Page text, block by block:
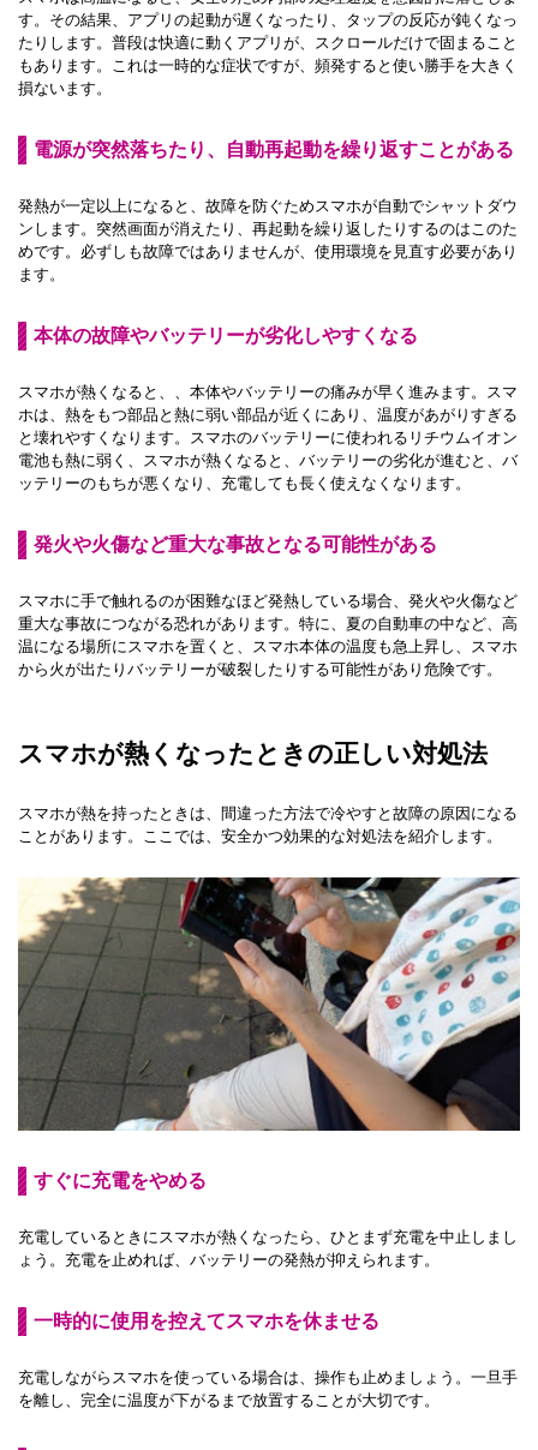
す。その結果、アプリの起動が遅くなったり、タップの反応が鈍くなっ
たりします。普段は快適に動くアプリが、スクロールだけで固まること
もあります。これは一時的な症状ですが、頻発すると使い勝手を大きく
損ないます。
電源が突然落ちたり、自動再起動を繰り返すことがある
発熱が一定以上になると、故障を防ぐためスマホが自動でシャットダウ
ンします。突然画面が消えたり、再起動を繰り返したりするのはこのた
めです。必ずしも故障ではありませんが、使用環境を見直す必要があり
ます。
本体の故障やバッテリーが劣化しやすくなる
スマホが熱くなると、、本体やバッテリーの痛みが早く進みます。スマ
ホは、熱をもつ部品と熱に弱い部品が近くにあり、温度があがりすぎる
と壊れやすくなります。スマホのバッテリーに使われるリチウムイオン
電池も熱に弱く、スマホが熱くなると、バッテリーの劣化が進むと、バ
ッテリーのもちが悪くなり、充電しても長く使えなくなります。
発火や火傷など重大な事故となる可能性がある
スマホに手で触れるのが困難なほど発熱している場合、発火や火傷など
重大な事故につながる恐れがあります。特に、夏の自動車の中など、高
温になる場所にスマホを置くと、スマホ本体の温度も急上昇し、スマホ
から火が出たりバッテリーが破裂したりする可能性があり危険です。
スマホが熱くなったときの正しい対処法
スマホが熱を持ったときは、間違った方法で冷やすと故障の原因になる
ことがあります。ここでは、安全かつ効果的な対処法を紹介します。
すぐに充電をやめる
充電しているときにスマホが熱くなったら、ひとまず充電を中止しまし
ょう。充電を止めれば、バッテリーの発熱が抑えられます。
一時的に使用を控えてスマホを休ませる
充電しながらスマホを使っている場合は、操作も止めましょう。一旦手
を離し、完全に温度が下がるまで放置することが大切です。